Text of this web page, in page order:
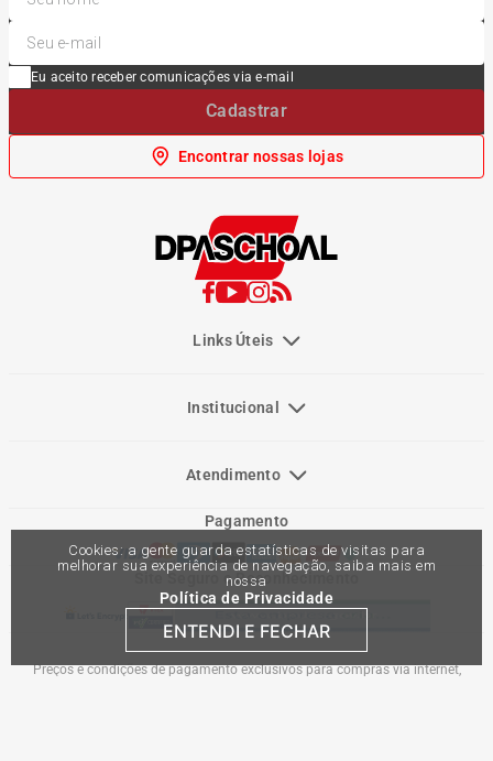
Cookies: a gente guarda estatísticas de visitas para
melhorar sua experiência de navegação, saiba mais em
nossa
Política de Privacidade
ENTENDI E FECHAR
Eu aceito receber comunicações via e-mail
Cadastrar
Encontrar nossas lojas
Links Úteis
Institucional
Atendimento
Pagamento
Site Seguro e Reconhecimento
Preços e condições de pagamento exclusivos para compras via internet,